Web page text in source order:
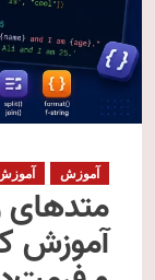
آموزش
متدهای